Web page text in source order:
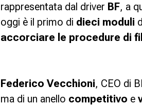
rappresentata dal driver BF, a
oggi è il primo di dieci moduli
accorciare le procedure di
Federico Vecchioni, CEO di
ma di un anello competitivo e